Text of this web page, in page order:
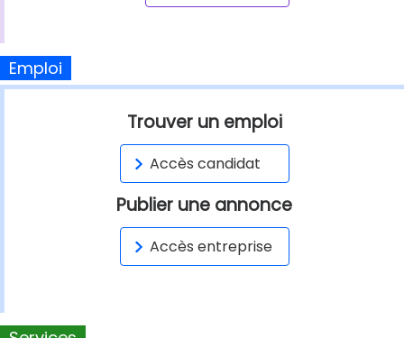
Emploi
Trouver un emploi
Accès candidat
Publier une annonce
Accès entreprise